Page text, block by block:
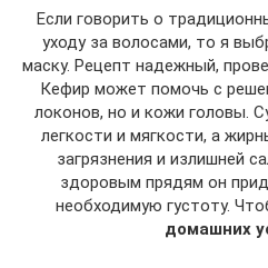
Если говорить о
уходу за волосами, то я
маску. Рецепт надежный,
Кефир может помочь с
локонов, но и кожи головы.
легкости и мягкости, а
загрязнения и излишней
здоровым прядям он
необходимую густоту.
домашних